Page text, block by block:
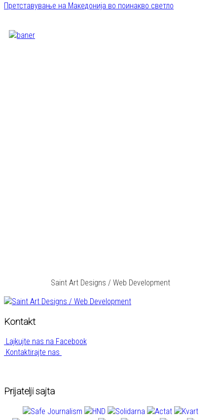
Претставување на Македонија во поинакво светло
Saint Art Designs / Web Development
Kontakt
Lajkujte nas na Facebook
Kontaktirajte nas
Prijatelji sajta